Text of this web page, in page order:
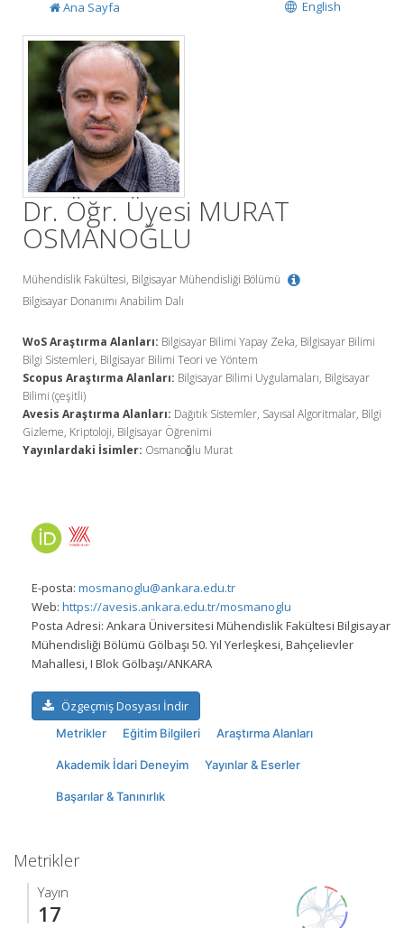
English
Ana Sayfa
Dr. Öğr. Üyesi MURAT
OSMANOĞLU
Mühendislik Fakültesi, Bilgisayar Mühendisliği Bölümü
Bilgisayar Donanımı Anabilim Dalı
WoS Araştırma Alanları: Bilgisayar Bilimi Yapay Zeka, Bilgisayar Bilimi
Bilgi Sistemleri, Bilgisayar Bilimi Teori ve Yöntem
Scopus Araştırma Alanları: Bilgisayar Bilimi Uygulamaları, Bilgisayar
Bilimi (çeşitli)
Avesis Araştırma Alanları: Dağıtık Sistemler, Sayısal Algoritmalar, Bilgi
Gizleme, Kriptoloji, Bilgisayar Öğrenimi
Yayınlardaki İsimler: Osmanoǧlu Murat
E-posta: mosmanoglu@ankara.edu.tr
Web: https://avesis.ankara.edu.tr/mosmanoglu
Posta Adresi: Ankara Üniversitesi Mühendislik Fakültesi Bilgisayar
Mühendisliği Bölümü Gölbaşı 50. Yıl Yerleşkesi, Bahçelievler
Mahallesi, I Blok Gölbaşı/ANKARA
Özgeçmiş Dosyası İndir
Metrikler Eğitim Bilgileri Araştırma Alanları
Akademik İdari Deneyim Yayınlar & Eserler
Başarılar & Tanınırlık
Metrikler
Yayın
17